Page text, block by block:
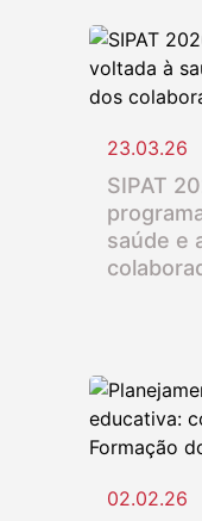
23.03.26
SIPAT
saúde e
02.02.26